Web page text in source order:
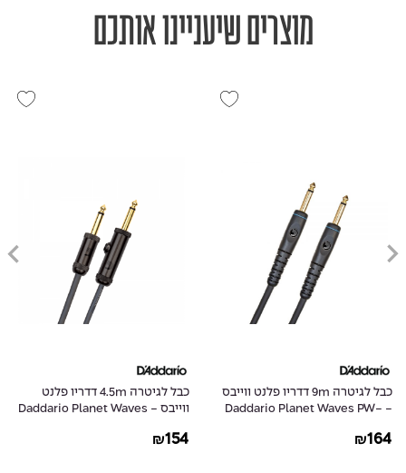
מוצרים שיעניינו אותכם
כבל לגיטרה 9m דדריו פלנט ווייבס
- Daddario Planet Waves PW-
₪164
כבל לגיטרה 4.5m דדריו פלנט
ווייבס - Daddario Planet Waves
₪154